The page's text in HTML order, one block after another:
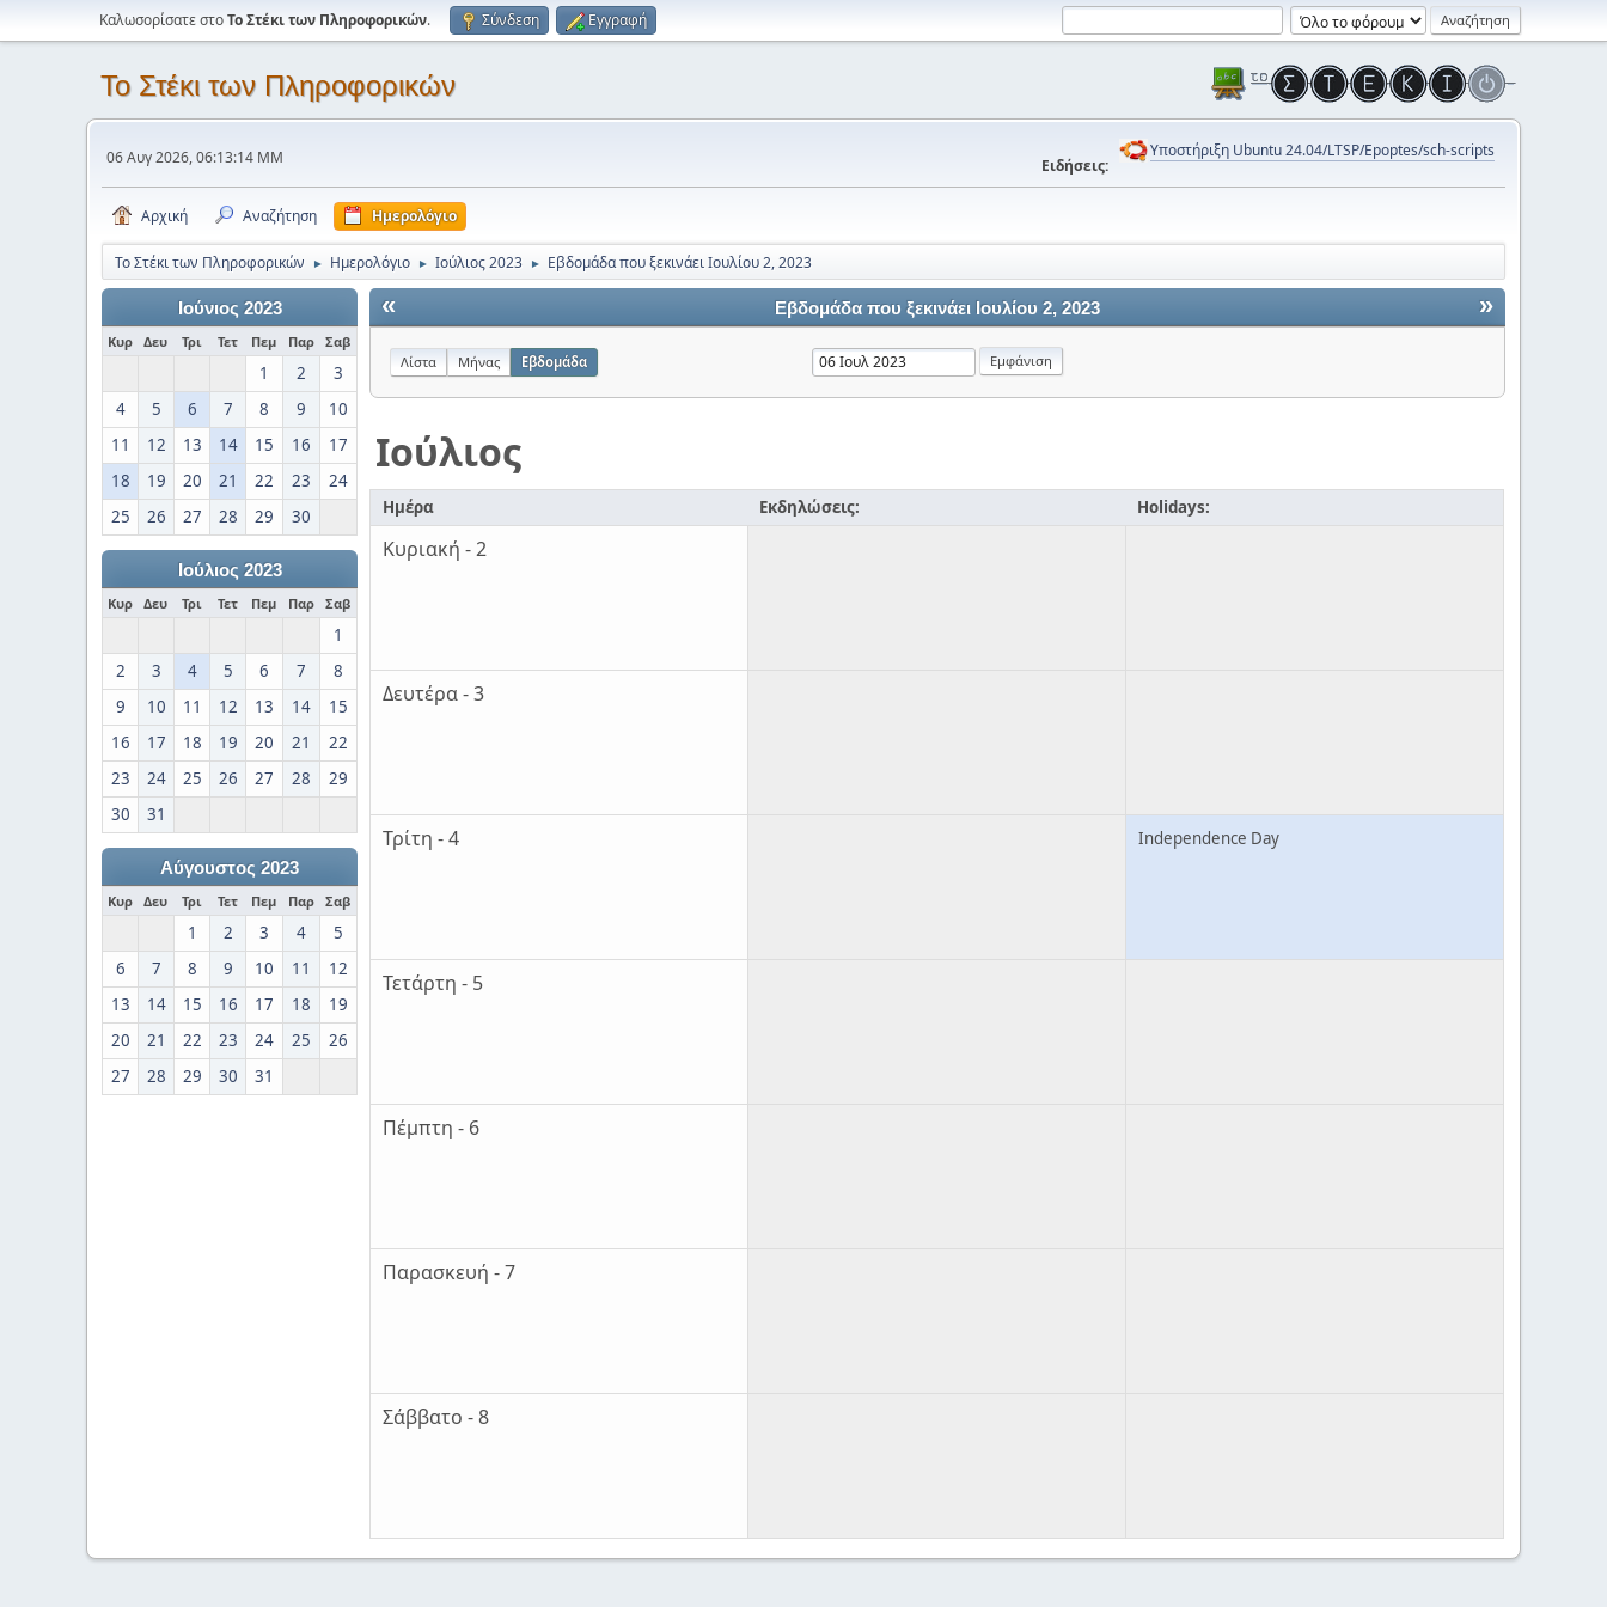
Καλωσορίσατε στοΤο Στέκι των Πληροφορικών. Σύνδεση Εγγραφή
Το Στέκι των Πληροφορικών
06 Αυγ 2026, 06:13:14 ΜΜ Ειδήσεις:
Υποστήριξη Ubuntu 24.04/LTSP/Epoptes/sch-scripts
Αρχική Αναζήτηση Ημερολόγιο
Το Στέκι των Πληροφορικών ► Ημερολόγιο ► Ιούλιος 2023 ► Εβδομάδα που ξεκινάει Ιουλίου 2, 2023
Ιούνιος 2023
Κυρ Δευ Τρι Τετ Πεμ Παρ Σαβ
1 2
3
4
5 6 7 8 9
10
11
12 13 14 15 16
17
18
19 20 21 22 23
24
25
26 27 28 29 30
Ιούλιος 2023
Κυρ Δευ Τρι Τετ Πεμ Παρ Σαβ
1
2
3 4 5 6 7
8
9
10 11 12 13 14
15
16
17 18 19 20 21
22
23
24 25 26 27 28
29
30
31
Αύγουστος 2023
Κυρ Δευ Τρι Τετ Πεμ Παρ Σαβ
1 2 3 4
5
6
7 8 9 10 11
12
13
14 15 16 17 18
19
20
21 22 23 24 25
26
27
28 29 30 31
« »
Εβδομάδα που ξεκινάει Ιουλίου 2, 2023
Λίστα Μήνας Εβδομάδα
Ιούλιος
Ημέρα Εκδηλώσεις: Holidays:
Κυριακή - 2
Δευτέρα - 3
Τρίτη - 4 Independence Day
Τετάρτη - 5
Πέμπτη - 6
Παρασκευή - 7
Σάββατο - 8